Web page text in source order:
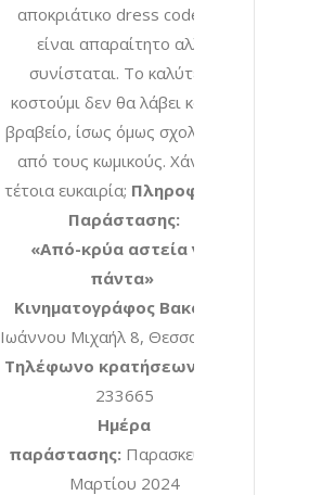
αποκριάτικο dress code δεν
είναι απαραίτητο αλλά
συνίσταται. Το καλύτερο
κοστούμι δεν θα λάβει κάποιο
βραβείο, ίσως όμως σχολιαστεί
από τους κωμικούς. Χάνεται
τέτοια ευκαιρία; Πληροφορίες
Παράστασης:
«Από-κρύα αστεία για
πάντα»
Κινηματογράφος Βακούρα
Ιωάννου Μιχαήλ 8, Θεσσαλονίκη
Τηλέφωνο κρατήσεων:
233665
Ημέρα
παράστασης: Παρασκευή, 15
Μαρτίου 2024